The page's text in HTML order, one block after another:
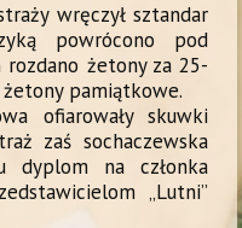
wręczył sztandar
powrócono pod
żetony za 25-
pamiątkowe.
ofiarowały skuwki
zaś sochaczewska
dyplom na członka
„Lutni”